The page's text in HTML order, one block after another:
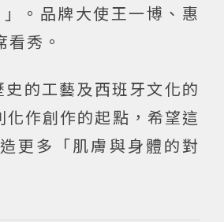
。品牌大使王一博、惠
秀。
的工藝及西班牙文化的
作創作的起點，希望這
更多「肌膚與身體的對